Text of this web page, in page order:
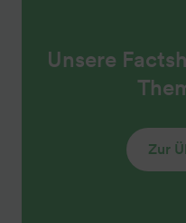
Unsere
Zur